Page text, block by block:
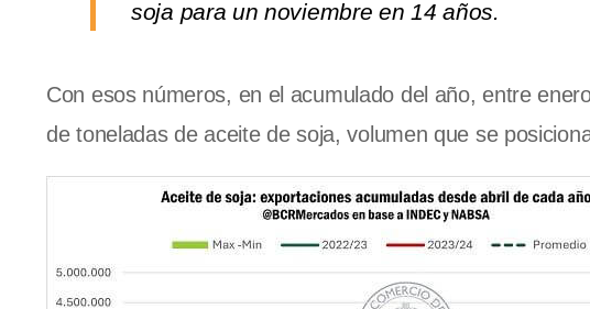
soja para un noviembre en 14 años.
Con esos números, en el acumulado del año, entre
de toneladas de aceite de soja, volumen que se